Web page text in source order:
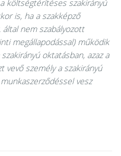
költségtérítéses szakirányú
is, ha a szakképző
által nem szabályozott
megállapodással) működik
oktatásban, azaz a
vevő személy a szakirányú
vesz